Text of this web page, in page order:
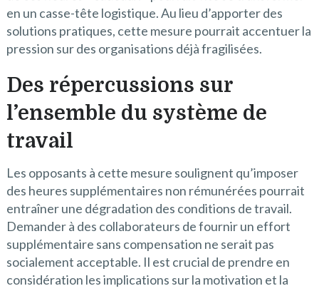
en un casse-tête logistique. Au lieu d’apporter des
solutions pratiques, cette mesure pourrait accentuer la
pression sur des organisations déjà fragilisées.
Des répercussions sur
l’ensemble du système de
travail
Les opposants à cette mesure soulignent qu’imposer
des heures supplémentaires non rémunérées pourrait
entraîner une dégradation des conditions de travail.
Demander à des collaborateurs de fournir un effort
supplémentaire sans compensation ne serait pas
socialement acceptable. Il est crucial de prendre en
considération les implications sur la motivation et la